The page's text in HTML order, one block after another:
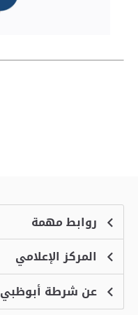
روابط مهمة
الشكاوى
منصة التوظيف الذكية
الاسئلة الشائعة
المركز الإعلامي
الأخبارعن شرطة أبوظبي